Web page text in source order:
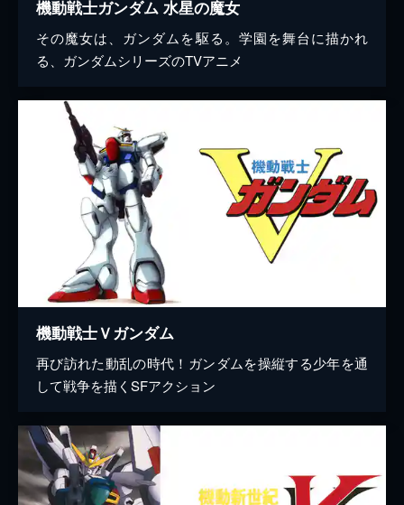
機動戦士ガンダム 水星の魔女
その魔女は、ガンダムを駆る。学園を舞台に描かれ
る、ガンダムシリーズのTVアニメ
機動戦士Ｖガンダム
再び訪れた動乱の時代！ガンダムを操縦する少年を通
して戦争を描くSFアクション